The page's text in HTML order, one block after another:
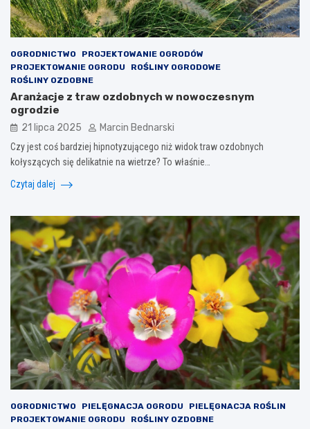
OGRODNICTWO
PROJEKTOWANIE OGRODÓW
PROJEKTOWANIE OGRODU
ROŚLINY OGRODOWE
ROŚLINY OZDOBNE
Aranżacje z traw ozdobnych w nowoczesnym
ogrodzie
21 lipca 2025 Marcin Bednarski
Czy jest coś bardziej hipnotyzującego niż widok traw ozdobnych
kołyszących się delikatnie na wietrze? To właśnie…
Czytaj dalej
OGRODNICTWO PIELĘGNACJA OGRODU
PIELĘGNACJA ROŚLIN
PROJEKTOWANIE OGRODU
ROŚLINY OZDOBNE